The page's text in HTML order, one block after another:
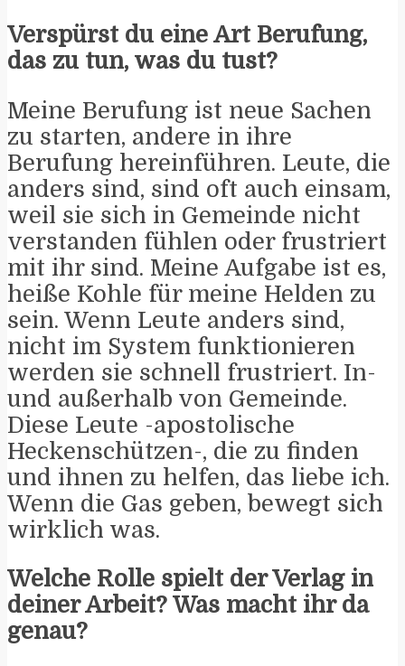
Verspürst du eine Art Berufung,
das zu tun, was du tust?
Meine Berufung ist neue Sachen
zu starten, andere in ihre
Berufung hereinführen. Leute, die
anders sind, sind oft auch einsam,
weil sie sich in Gemeinde nicht
verstanden fühlen oder frustriert
mit ihr sind. Meine Aufgabe ist es,
heiße Kohle für meine Helden zu
sein. Wenn Leute anders sind,
nicht im System funktionieren
werden sie schnell frustriert. In-
und außerhalb von Gemeinde.
Diese Leute -apostolische
Heckenschützen-, die zu finden
und ihnen zu helfen, das liebe ich.
Wenn die Gas geben, bewegt sich
wirklich was.
Welche Rolle spielt der Verlag in
deiner Arbeit? Was macht ihr da
genau?